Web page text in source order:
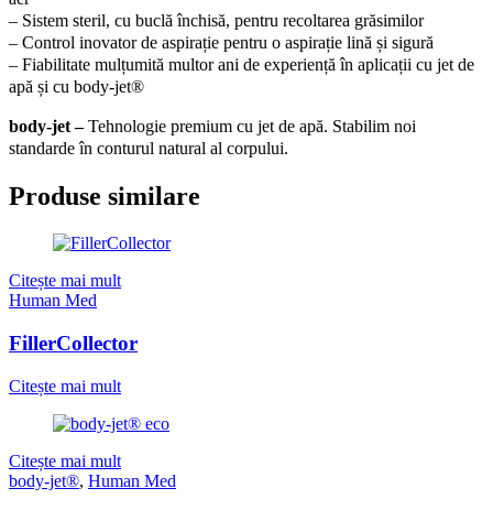
– Sistem steril, cu buclă închisă, pentru recoltarea grăsimilor
– Control inovator de aspirație pentru o aspirație lină și sigură
– Fiabilitate mulțumită multor ani de experiență în aplicații cu jet de
apă și cu body-jet®
body-jet –Tehnologie premium cu jet de apă. Stabilim noi
standarde în conturul natural al corpului.
Produse similare
Citește mai mult
Human Med
FillerCollector
Citește mai mult
Citește mai mult
body-jet®, Human Med